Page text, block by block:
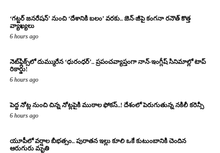
‘గట్టర్ జనరేషన్’ నుంచి ‘దేశానికి బలం’ వరకు.. జెన్-జీపై కంగనా రనౌత్ కొత్త
వ్యాఖ్యలు
6 hours ago
నెట్‌ఫ్లిక్స్‌లో దుమ్మురేన ‘ధురంధర్’.. ప్రపంచవ్యాప్తంగా నాన్-ఇంగ్లీష్ సినిమాల్లో టాప్
రికార్డు!
6 hours ago
పెద్ద నోట్ల నుంచి చిన్న నోట్లపైకి ముఠాల ఫోకస్..! దేశంలో పెరుగుతున్న నకిలీ కరెన్సీ
6 hours ago
యూపీలో వర్షాల బీభత్సం.. పురాతన ఇల్లు కూలి ఒకే కుటుంబానికి చెందిన
ఆరుగురు మృతి